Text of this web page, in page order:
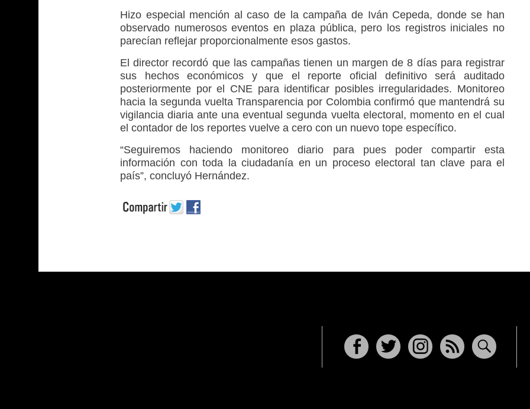
Hizo especial mención al caso de la campaña de Iván Cepeda, donde se han
observado numerosos eventos en plaza pública, pero los registros iniciales no
parecían reflejar proporcionalmente esos gastos.
El director recordó que las campañas tienen un margen de 8 días para registrar
sus hechos económicos y que el reporte oficial definitivo será auditado
posteriormente por el CNE para identificar posibles irregularidades. Monitoreo
hacia la segunda vuelta Transparencia por Colombia confirmó que mantendrá su
vigilancia diaria ante una eventual segunda vuelta electoral, momento en el cual
el contador de los reportes vuelve a cero con un nuevo tope específico.
“Seguiremos haciendo monitoreo diario para pues poder compartir esta
información con toda la ciudadanía en un proceso electoral tan clave para el
país”, concluyó Hernández.